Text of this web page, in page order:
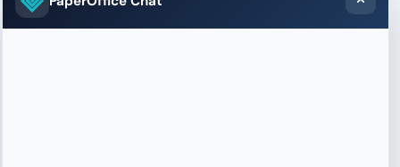
Os "olhos" do sistema AI-IDP. A Visão de IA